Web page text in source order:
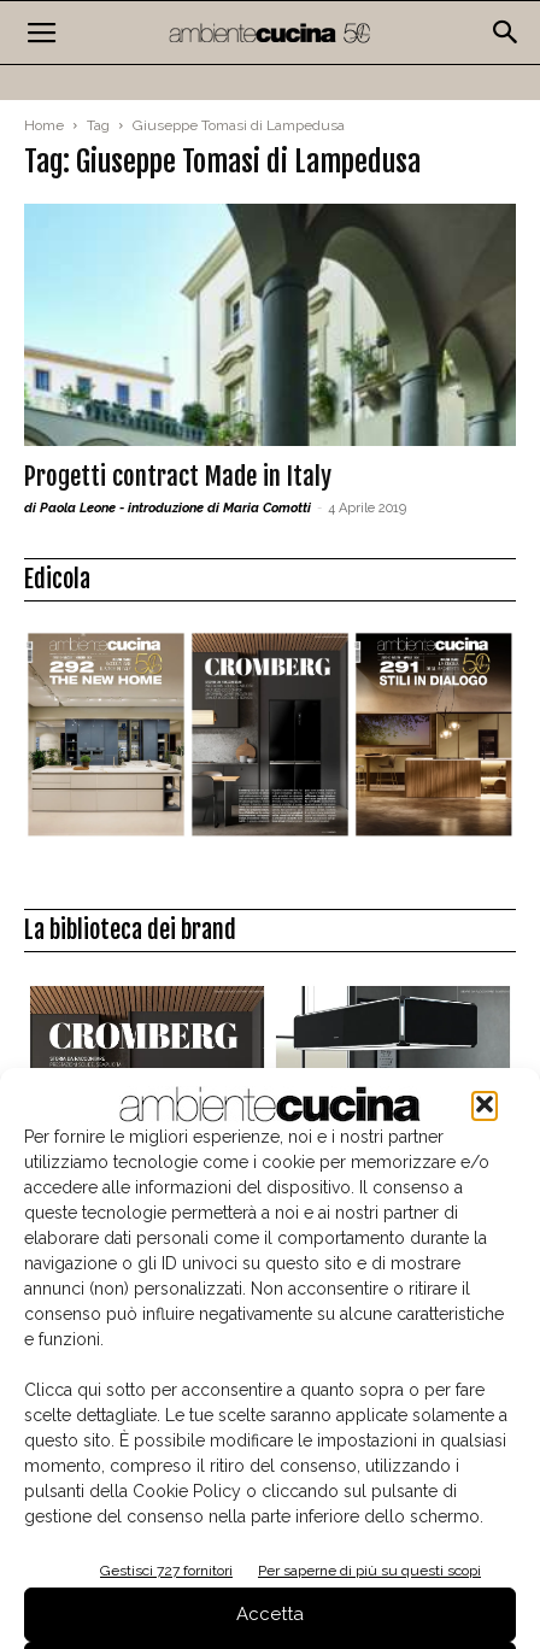
Per fornire le migliori esperienze, noi e i nostri partner
utilizziamo tecnologie come i cookie per memorizzare e/o
accedere alle informazioni del dispositivo. Il consenso a
queste tecnologie permetterà a noi e ai nostri partner di
elaborare dati personali come il comportamento durante la
navigazione o gli ID univoci su questo sito e di mostrare
annunci (non) personalizzati. Non acconsentire o ritirare il
consenso può influire negativamente su alcune caratteristiche
e funzioni.
Clicca qui sotto per acconsentire a quanto sopra o per fare
scelte dettagliate. Le tue scelte saranno applicate solamente a
questo sito. È possibile modificare le impostazioni in qualsiasi
momento, compreso il ritiro del consenso, utilizzando i
pulsanti della Cookie Policy o cliccando sul pulsante di
gestione del consenso nella parte inferiore dello schermo.
Gestisci 727 fornitori Per saperne di più su questi scopi
Accetta
Home Tag Giuseppe Tomasi di Lampedusa
Tag: Giuseppe Tomasi di Lampedusa
Progetti contract Made in Italy
di Paola Leone - introduzione di Maria Comotti - 4 Aprile 2019
Edicola
La biblioteca dei brand